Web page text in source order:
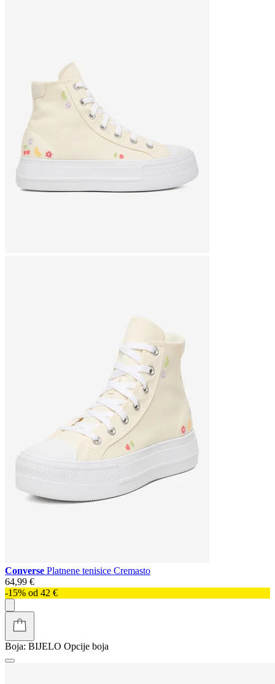
Converse Platnene tenisice Cremasto
64,99 €
-15% od 42 €
Boja: BIJELO Opcije boja